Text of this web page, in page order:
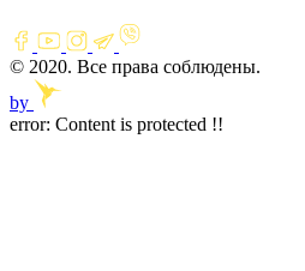
© 2020. Все права соблюдены.
by
error: Content is protected !!